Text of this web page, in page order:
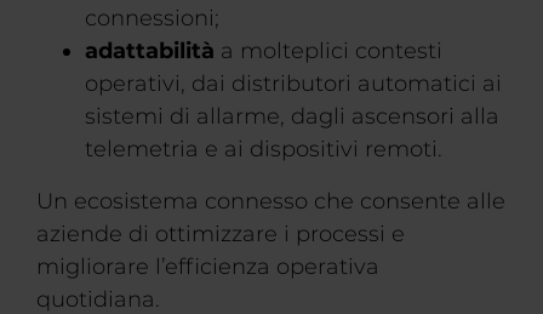
connessioni;
adattabilità a molteplici contesti
operativi, dai distributori automatici ai
sistemi di allarme, dagli ascensori alla
telemetria e ai dispositivi remoti.
Un ecosistema connesso che consente alle
aziende di ottimizzare i processi e
migliorare l’efficienza operativa
quotidiana.